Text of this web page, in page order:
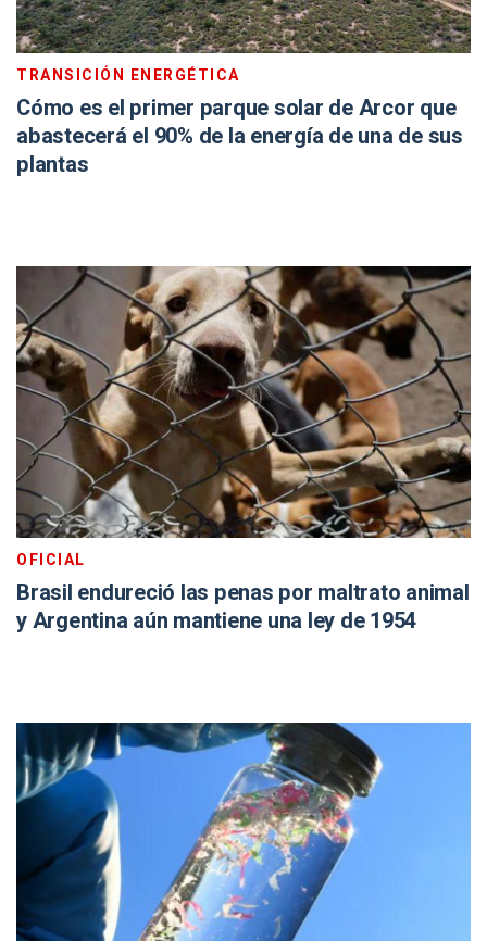
TRANSICIÓN ENERGÉTICA
Cómo es el primer parque solar de Arcor que
abastecerá el 90% de la energía de una de sus
plantas
OFICIAL
Brasil endureció las penas por maltrato animal
y Argentina aún mantiene una ley de 1954